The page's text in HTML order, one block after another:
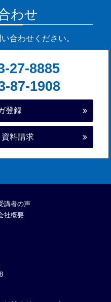
わせ
合わせください。
27-8885
87-1908
登録
料請求
講者の声
社概要